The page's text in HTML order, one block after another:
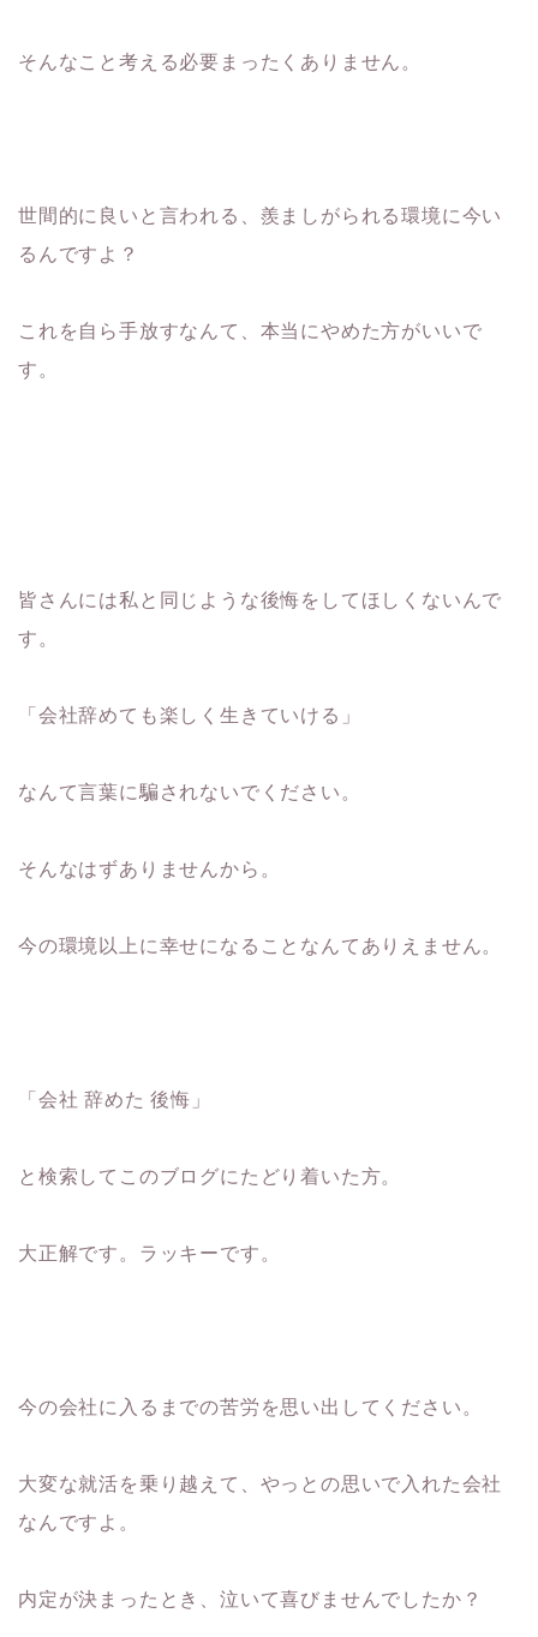
そんなこと考える必要まったくありません。
世間的に良いと言われる、羨ましがられる環境に今い
るんですよ？
これを自ら手放すなんて、本当にやめた方がいいで
す。
皆さんには私と同じような後悔をしてほしくないんで
す。
「会社辞めても楽しく生きていける」
なんて言葉に騙されないでください。
そんなはずありませんから。
今の環境以上に幸せになることなんてありえません。
「会社 辞めた 後悔」
と検索してこのブログにたどり着いた方。
大正解です。ラッキーです。
今の会社に入るまでの苦労を思い出してください。
大変な就活を乗り越えて、やっとの思いで入れた会社
なんですよ。
内定が決まったとき、泣いて喜びませんでしたか？